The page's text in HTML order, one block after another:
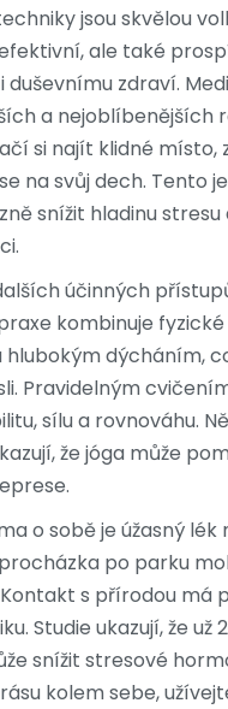
jsou skvělou
ale také
duševnímu zdraví.
a nejoblíbenějších
si najít klidné místo,
na svůj dech. Tento
snížit hladinu stresu
účinných
kombinuje
dýcháním,
Pravidelným
sílu a rovnováhu.
že jóga může
o sobě je úžasný lék
po parku
s přírodou má
Studie ukazují, že
snížit stresové
kolem sebe,